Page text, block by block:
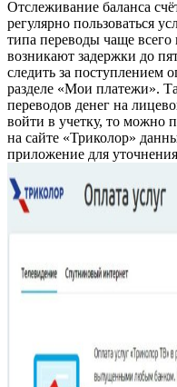
Отслеживание баланса
регулярно пользоваться
типа переводы чаще всего
возникают задержки до
следить за поступлением
разделе «Мои платежи».
переводов денег на
войти в учетку, то можно
на сайте «Триколор»
приложение для